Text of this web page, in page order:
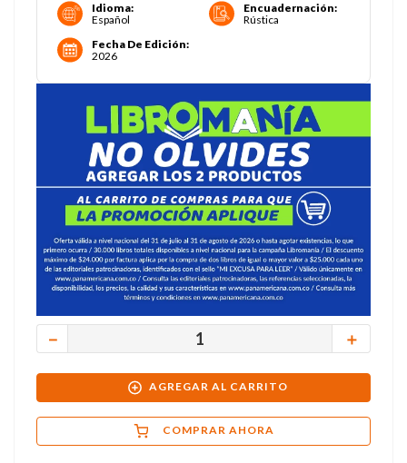
Idioma:
Español
Encuadernación:
Rústica
Fecha De Edición:
2026
＋
－
AGREGAR AL CARRITO
COMPRAR AHORA